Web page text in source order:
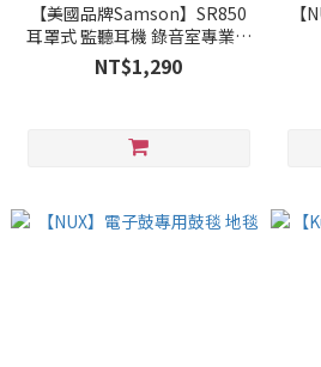
【美國品牌Samson】SR850
耳罩式 監聽耳機 錄音室專業等
級
NT$1,290
【